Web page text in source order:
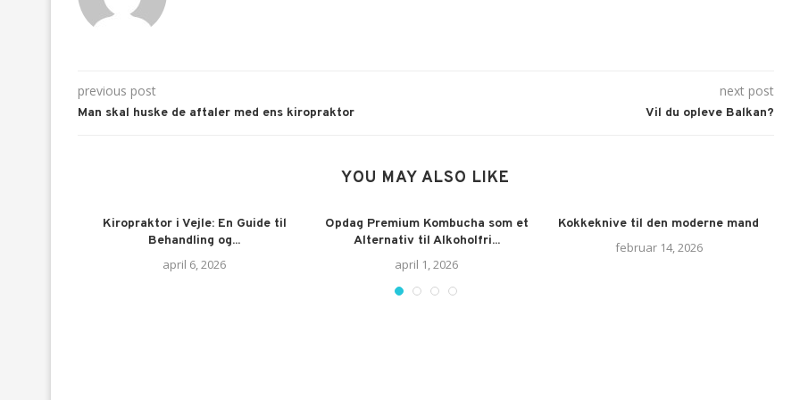
previous post
Man skal huske de aftaler med ens kiropraktor
next post
Vil du opleve Balkan?
YOU MAY ALSO LIKE
Kiropraktor i Vejle: En Guide til
Behandling og...
april 6, 2026
Opdag Premium Kombucha som et
Alternativ til Alkoholfri...
april 1, 2026
Kokkeknive til den moderne mand
februar 14, 2026